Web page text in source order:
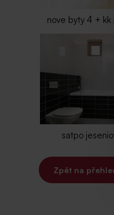
nove byty 4 + kk
satpo
Zpět na